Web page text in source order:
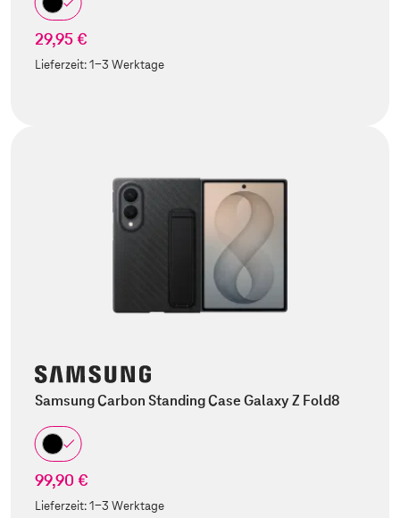
29,95 €
Lieferzeit:1-3 Werktage
Samsung Carbon Standing Case Galaxy Z Fold8
99,90 €
Lieferzeit:1-3 Werktage